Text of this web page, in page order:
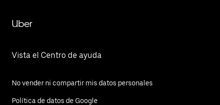
Uber
Vista el Centro de ayuda
No vender ni compartir mis datos personales
Política de datos de Google